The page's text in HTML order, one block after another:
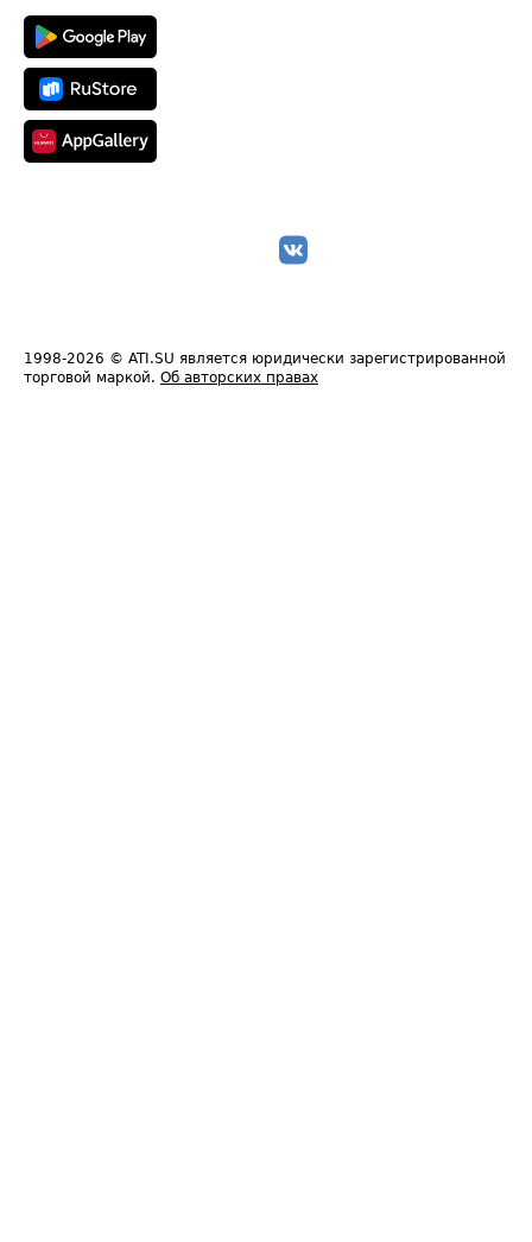
1998-2026 © ATI.SU является юридически зарегистрированной
торговой маркой. Об авторских правах